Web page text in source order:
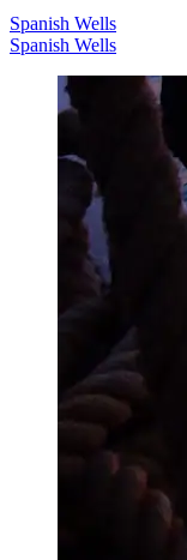
Spanish Wells
Spanish Wells